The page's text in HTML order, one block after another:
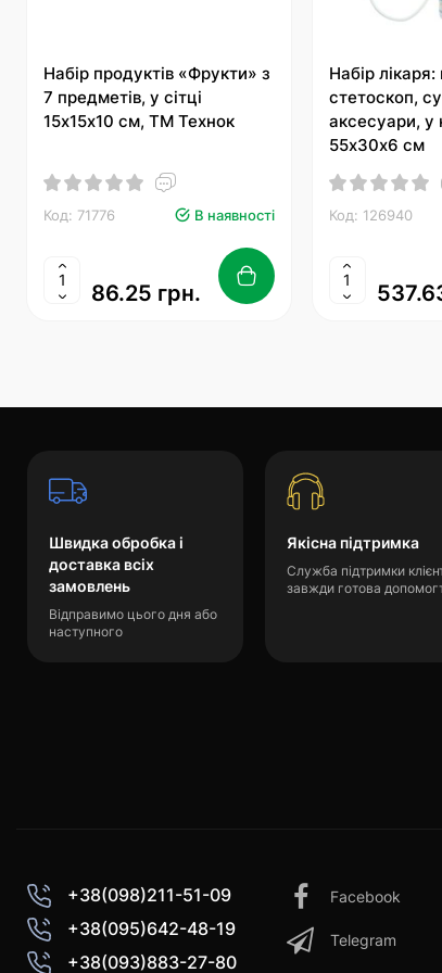
Набір продуктів «Фрукти» з
7 предметів, у сітці
15х15х10 см, ТМ Технок
Код: 71776 В наявності
86.25 грн.
Набір
стетоскоп,
аксесуари, у
55х30х6 см
Код: 126940
Швидка обробка і
доставка всіх
замовлень
Відправимо цього дня або
наступного
Якісна підтримка
Служба підтримки
завжди готова
+38(098)211-51-09
+38(095)642-48-19
+38(093)883-27-80
Facebook
Telegram